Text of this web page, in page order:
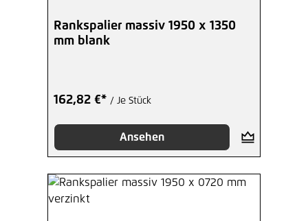
Rankspalier massiv 1950 x 1350
mm blank
162,82 €* / Je Stück
Ansehen